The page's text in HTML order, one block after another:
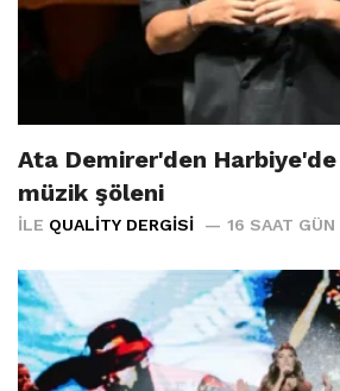
Ata Demirer'den
müzik şöleni
İLE QUALITY DERGISI 16 SAAT GÜN